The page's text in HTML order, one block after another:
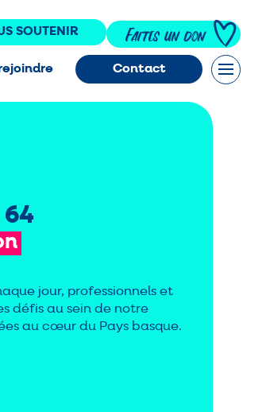
SOUTENIR Faites un don
Contact
jour, professionnels et
défis au sein de notre
au cœur du Pays basque.